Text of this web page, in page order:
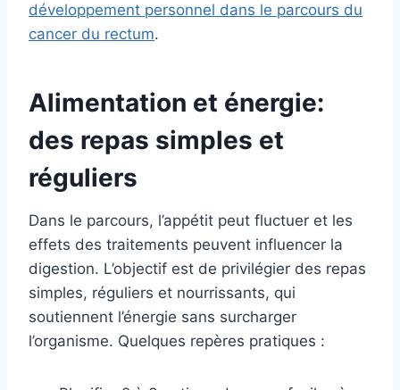
développement personnel dans le parcours du
cancer du rectum.
Alimentation et énergie:
des repas simples et
réguliers
Dans le parcours, l’appétit peut fluctuer et les
effets des traitements peuvent influencer la
digestion. L’objectif est de privilégier des repas
simples, réguliers et nourrissants, qui
soutiennent l’énergie sans surcharger
l’organisme. Quelques repères pratiques :